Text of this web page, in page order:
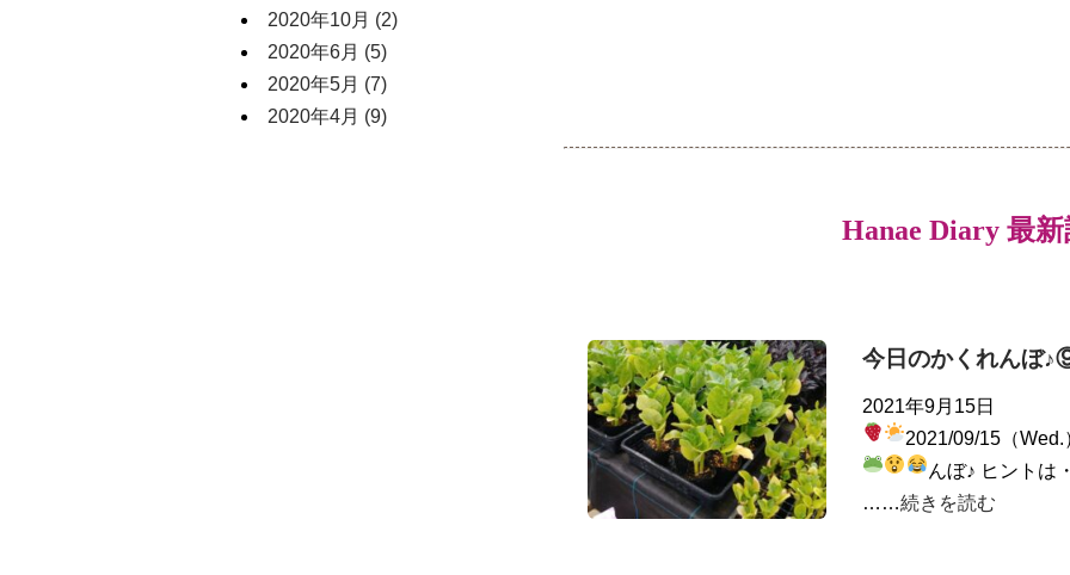
Hanae Diary 最
今日のかくれんぼ
2021年9月15日
2021/09/15（Wed.
んぼ♪ ヒントは
……続きを読む
2020年10月 (2)
2020年6月 (5)
2020年5月 (7)
2020年4月 (9)